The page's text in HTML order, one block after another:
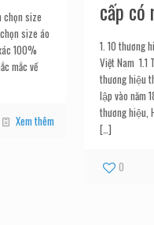
chọn size
size áo
100%
mắc về
Xem thêm
cấp
1. 10 thương
Việt Nam 1.1
thương hiệu
lập vào năm
thương hiệu,
[…]
0